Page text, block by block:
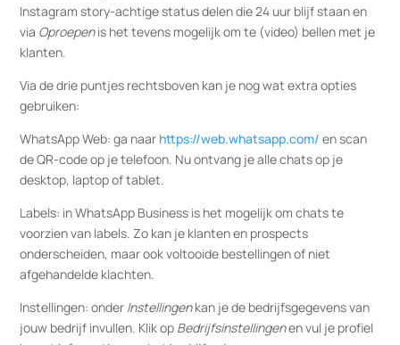
Instagram story-achtige status delen die 24 uur blijf staan en
via Oproepenis het tevens mogelijk om te (video) bellen met je
klanten.
Via de drie puntjes rechtsboven kan je nog wat extra opties
gebruiken:
WhatsApp Web: ga naar https://web.whatsapp.com/ en scan
de QR-code op je telefoon. Nu ontvang je alle chats op je
desktop, laptop of tablet.
Labels: in WhatsApp Business is het mogelijk om chats te
voorzien van labels. Zo kan je klanten en prospects
onderscheiden, maar ook voltooide bestellingen of niet
afgehandelde klachten.
Instellingen: onder Instellingenkan je de bedrijfsgegevens van
jouw bedrijf invullen. Klik op Bedrijfsinstellingenen vul je profiel